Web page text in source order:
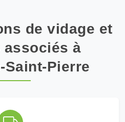
de vidage et
à
Saint-Pierre